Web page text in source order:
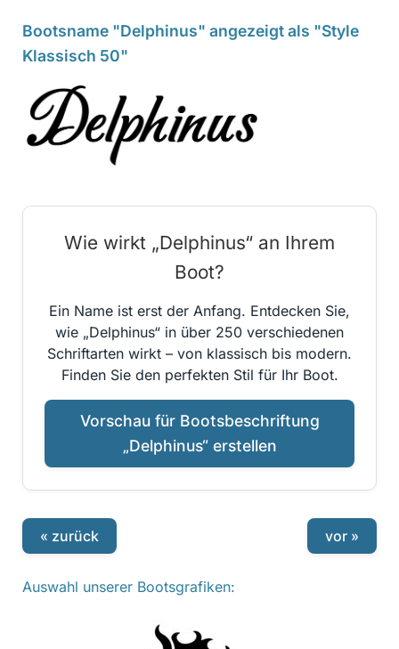
Bootsname "Delphinus" angezeigt als "Style
Klassisch 50"
Wie wirkt „Delphinus“ an Ihrem
Boot?
Ein Name ist erst der Anfang. Entdecken Sie,
wie „Delphinus“ in über 250 verschiedenen
Schriftarten wirkt – von klassisch bis modern.
Finden Sie den perfekten Stil für Ihr Boot.
Vorschau für Bootsbeschriftung
„Delphinus“ erstellen
« zurück vor »
Auswahl unserer Bootsgrafiken: